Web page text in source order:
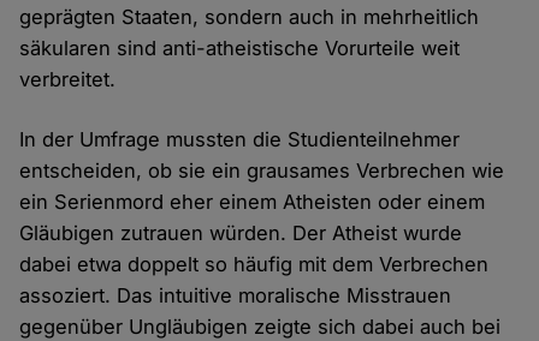
geprägten Staaten, sondern auch in mehrheitlich
säkularen sind anti-atheistische Vorurteile weit
verbreitet.
In der Umfrage mussten die Studienteilnehmer
entscheiden, ob sie ein grausames Verbrechen wie
ein Serienmord eher einem Atheisten oder einem
Gläubigen zutrauen würden. Der Atheist wurde
dabei etwa doppelt so häufig mit dem Verbrechen
assoziert. Das intuitive moralische Misstrauen
gegenüber Ungläubigen zeigte sich dabei auch bei